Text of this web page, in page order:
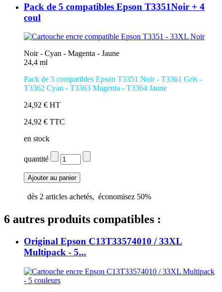
Pack de 5 compatibles Epson T3351Noir + 4
coul
Noir - Cyan - Magenta - Jaune
24,4 ml
Pack de 5 compatibles Epson T3351 Noir - T3361 Gris -
T3362 Cyan - T3363 Magenta - T3364 Jaune
24,92 € HT
24,92 € TTC
en stock
quantité
dès 2 articles achetés, économisez 50%
6 autres produits compatibles :
Original Epson C13T33574010 / 33XL
Multipack - 5...